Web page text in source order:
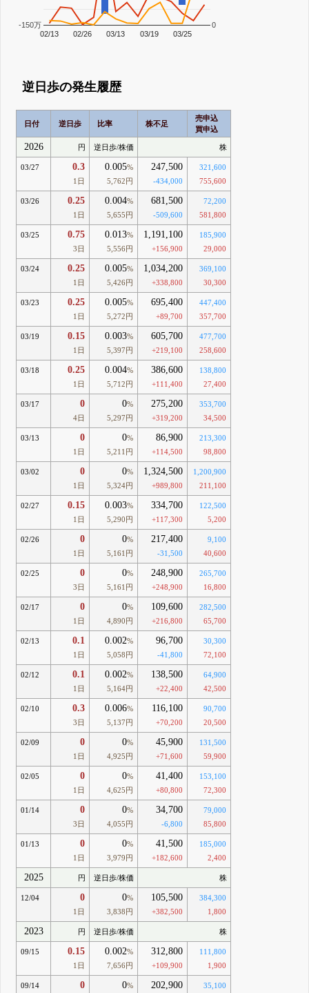
02/13 02/26 03/13 03/19 03/25
-150万 0
逆日歩の発生履歴
日付 逆日歩 比率 株不足
売申込
買申込
2026 円 逆日歩/株価 株
03/27 0.3
1日
0.005%
5,762円
247,500
-434,000
321,600
755,600
03/26 0.25
1日
0.004%
5,655円
681,500
-509,600
72,200
581,800
03/25 0.75
3日
0.013%
5,556円
1,191,100
+156,900
185,900
29,000
03/24 0.25
1日
0.005%
5,426円
1,034,200
+338,800
369,100
30,300
03/23 0.25
1日
0.005%
5,272円
695,400
+89,700
447,400
357,700
03/19 0.15
1日
0.003%
5,397円
605,700
+219,100
477,700
258,600
03/18 0.25
1日
0.004%
5,712円
386,600
+111,400
138,800
27,400
03/17 0
4日
0%
5,297円
275,200
+319,200
353,700
34,500
03/13 0
1日
0%
5,211円
86,900
+114,500
213,300
98,800
03/02 0
1日
0%
5,324円
1,324,500
+989,800
1,200,900
211,100
02/27 0.15
1日
0.003%
5,290円
334,700
+117,300
122,500
5,200
02/26 0
1日
0%
5,161円
217,400
-31,500
9,100
40,600
02/25 0
3日
0%
5,161円
248,900
+248,900
265,700
16,800
02/17 0
1日
0%
4,890円
109,600
+216,800
282,500
65,700
02/13 0.1
1日
0.002%
5,058円
96,700
-41,800
30,300
72,100
02/12 0.1
1日
0.002%
5,164円
138,500
+22,400
64,900
42,500
02/10 0.3
3日
0.006%
5,137円
116,100
+70,200
90,700
20,500
02/09 0
1日
0%
4,925円
45,900
+71,600
131,500
59,900
02/05 0
1日
0%
4,625円
41,400
+80,800
153,100
72,300
01/14 0
3日
0%
4,055円
34,700
-6,800
79,000
85,800
01/13 0
1日
0%
3,979円
41,500
+182,600
185,000
2,400
2025 円 逆日歩/株価 株
12/04 0
1日
0%
3,838円
105,500
+382,500
384,300
1,800
2023 円 逆日歩/株価 株
09/15 0.15
1日
0.002%
7,656円
312,800
+109,900
111,800
1,900
09/14 0 0% 202,900 35,100